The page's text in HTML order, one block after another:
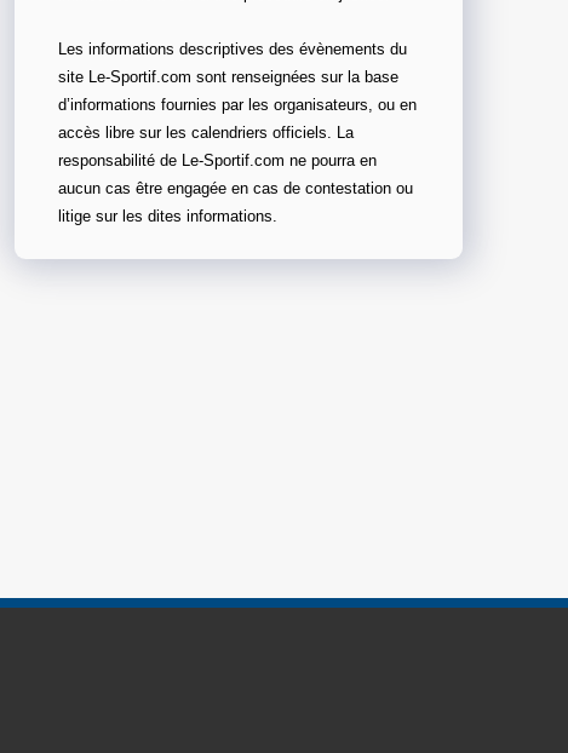
Les informations descriptives des évènements du
site Le-Sportif.com sont renseignées sur la base
d’informations fournies par les organisateurs, ou en
accès libre sur les calendriers officiels. La
responsabilité de Le-Sportif.com ne pourra en
aucun cas être engagée en cas de contestation ou
litige sur les dites informations.